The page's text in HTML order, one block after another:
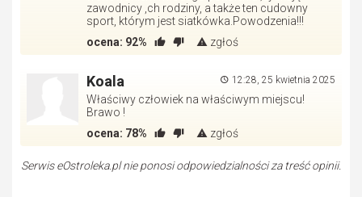
zawodnicy ,ch rodziny, a także ten cudowny
sport, którym jest siatkówka.Powodzenia!!!
ocena: 92% zgłoś
12:28, 25 kwietnia 2025
Koala
Właściwy człowiek na właściwym miejscu!
Brawo !
ocena: 78% zgłoś
Serwis eOstroleka.pl nie ponosi odpowiedzialności za treść opinii.